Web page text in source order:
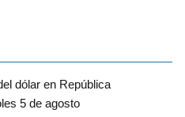
dólar en República
5 de agosto